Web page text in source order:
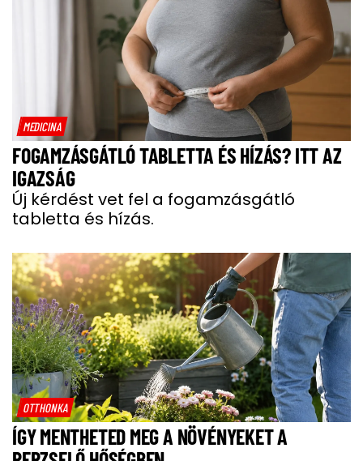
MEDICINA
FOGAMZÁSGÁTLÓ TABLETTA ÉS HÍZÁS? ITT AZ
IGAZSÁG
Új kérdést vet fel a fogamzásgátló
tabletta és hízás.
OTTHONKA
ÍGY MENTHETED MEG A NÖVÉNYEKET A